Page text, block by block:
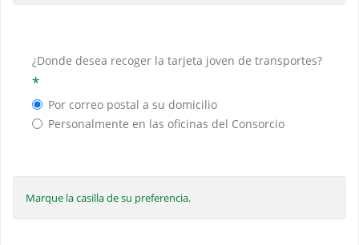
¿Donde desea recoger la tarjeta joven de transportes?
*
Por correo postal a su domicilio
Personalmente en las oficinas del Consorcio
Marque la casilla de su preferencia.